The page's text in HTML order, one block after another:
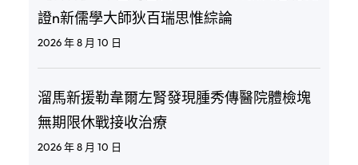
證n新儒學大師狄百瑞思惟綜論
2026 年 8 月 10 日
溜馬新援勒韋爾左腎發現腫秀傳醫院體檢塊
無期限休戰接收治療
2026 年 8 月 10 日